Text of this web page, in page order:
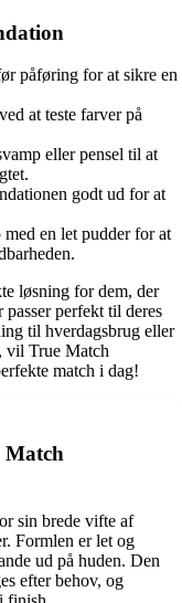
påføring for at sikre en
at teste farver på
eller pensel til at
godt ud for at
en let pudder for at
løsning for dem, der
perfekt til deres
til hverdagsbrug eller
vil True Match
match i dag!
Match
sin brede vifte af
Formlen er let og
ud på huden. Den
efter behov, og